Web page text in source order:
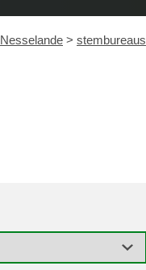
Nesselande > stembureaus